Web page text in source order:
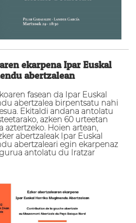
ekarpena Ipar Euskal
abertzalean
fasean da Ipar Euskal
abertzalea birpentsatu nahi
Ekitaldi andana antolatu
azken 60 urteetan
aztertzeko. Hoien artean,
abertzaleak Ipar Euskal
abertzaleari egin ekarpenaz
antolatu du Iratzar